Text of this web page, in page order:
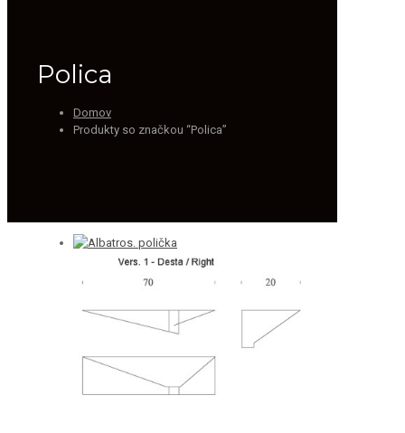
Polica
Domov
Produkty so značkou “Polica”